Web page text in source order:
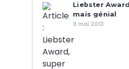
Liebster
mais génial
3 mai 2013